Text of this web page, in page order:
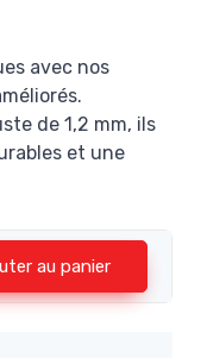
avec nos
de 1,2 mm, ils
et une
au panier